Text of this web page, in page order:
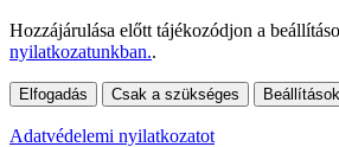
Hozzájárulása előtt tájékozódjon a
nyilatkozatunkban..
Elfogadás Csak a szükséges
Adatvédelemi nyilatkozatot